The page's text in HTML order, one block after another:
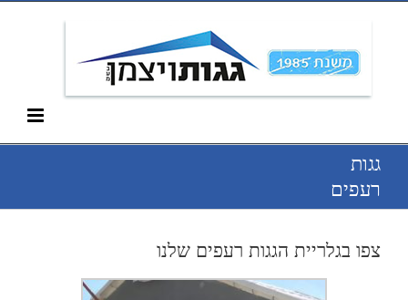
Skip
content
גגות
רעפים
צפו בגלריית הגגות רעפים שלנו